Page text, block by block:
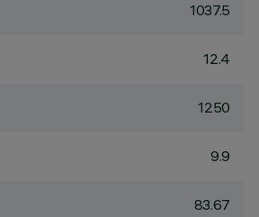
1037.5
12.4
1250
9.9
83.67